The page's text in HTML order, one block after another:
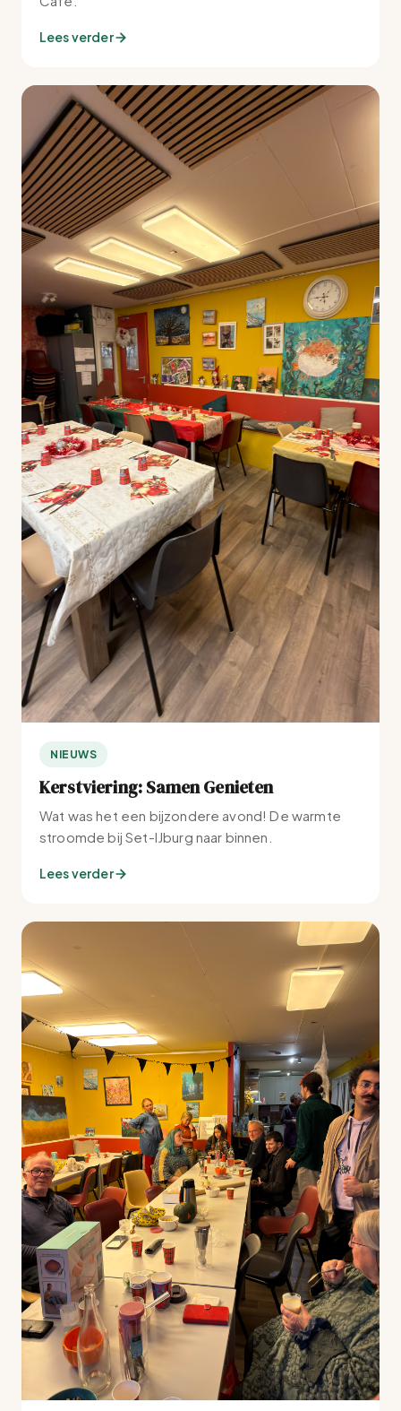
Lees verder
NIEUWS
Kerstviering: Samen Genieten
Wat was het een bijzondere avond! De warmte
stroomde bij Set-IJburg naar binnen.
Lees verder